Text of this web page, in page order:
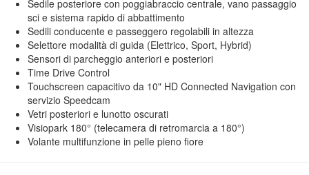
Sedile posteriore con poggiabraccio centrale, vano passaggio
sci e sistema rapido di abbattimento
Sedili conducente e passeggero regolabili in altezza
Selettore modalità di guida (Elettrico, Sport, Hybrid)
Sensori di parcheggio anteriori e posteriori
Time Drive Control
Touchscreen capacitivo da 10" HD Connected Navigation con
servizio Speedcam
Vetri posteriori e lunotto oscurati
Visiopark 180° (telecamera di retromarcia a 180°)
Volante multifunzione in pelle pieno fiore